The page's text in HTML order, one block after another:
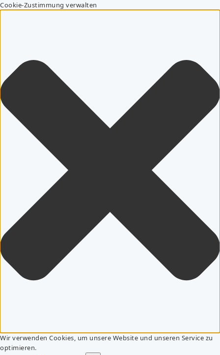
Cookie-Zustimmung verwalten
Wir verwenden Cookies, um unsere Website und unseren Service zu
optimieren.